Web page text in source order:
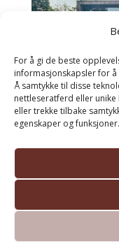
For å gi de beste
informasjonskapsler for
Å samtykke til disse
nettleseratferd eller unike
eller trekke tilbake
egenskaper og funksjoner.
©